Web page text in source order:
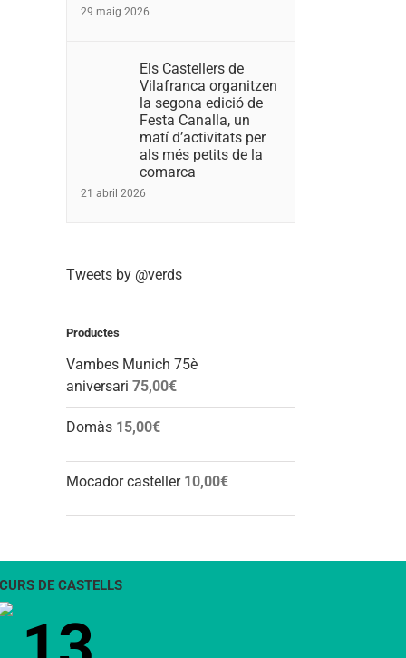
29 maig 2026
Els Castellers de
Vilafranca organitzen
la segona edició de
Festa Canalla, un
matí d’activitats per
als més petits de la
comarca
21 abril 2026
Tweets by @verds
Productes
Vambes Munich 75è
aniversari 75,00€
Domàs 15,00€
Mocador casteller 10,00€
DE CASTELLS